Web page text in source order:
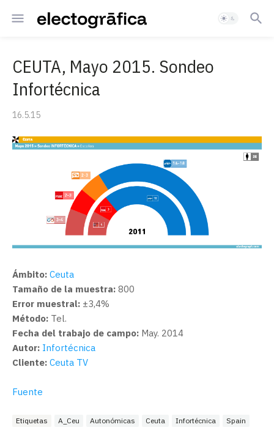
CEUTA, Mayo 2015. Sondeo
Infortécnica
16.5.15
Ámbito: Ceuta
Tamaño de la muestra: 800
Error muestral: ±3,4%
Método: Tel.
Fecha del trabajo de campo: May. 2014
Autor: Infortécnica
Cliente: Ceuta TV
Fuente
Etiquetas A_Ceu Autonómicas Ceuta Infortécnica Spain